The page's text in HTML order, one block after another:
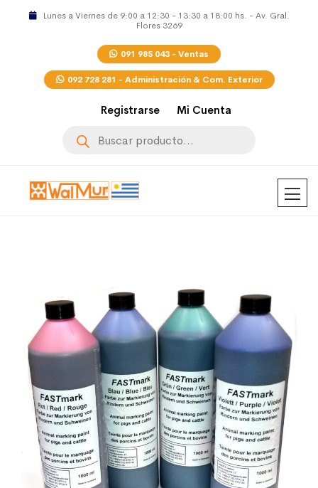
Lunes a Viernes de 9:00 a 12:30 - 13:30 a 18:00 hs. - Av. Gral.
Flores 3269
091 985 043 - Ventas
092 728 281 - Administración & Com. Exterior
Registrarse Mi Cuenta